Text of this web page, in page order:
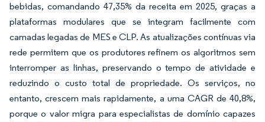
bebidas, comandando 47,35% da receita em 2025, graças a
plataformas modulares que se integram facilmente com
camadas legadas de MES e CLP. As atualizações contínuas via
rede permitem que os produtores refinem os algoritmos sem
interromper as linhas, preservando o tempo de atividade e
reduzindo o custo total de propriedade. Os serviços, no
entanto, crescem mais rapidamente, a uma CAGR de 40,8%,
porque o valor migra para especialistas de domínio capazes